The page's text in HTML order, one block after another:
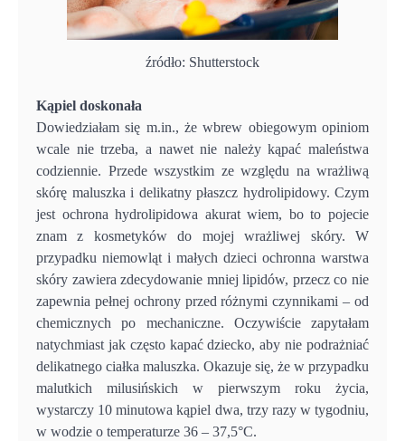
źródło: Shutterstock
Kąpiel doskonała
Dowiedziałam się m.in., że wbrew obiegowym opiniom
wcale nie trzeba, a nawet nie należy kąpać maleństwa
codziennie. Przede wszystkim ze względu na wrażliwą
skórę maluszka i delikatny płaszcz hydrolipidowy. Czym
jest ochrona hydrolipidowa akurat wiem, bo to pojecie
znam z kosmetyków do mojej wrażliwej skóry. W
przypadku niemowląt i małych dzieci ochronna warstwa
skóry zawiera zdecydowanie mniej lipidów, przecz co nie
zapewnia pełnej ochrony przed różnymi czynnikami – od
chemicznych po mechaniczne. Oczywiście zapytałam
natychmiast jak często kapać dziecko, aby nie podrażniać
delikatnego ciałka maluszka. Okazuje się, że w przypadku
malutkich milusińskich w pierwszym roku życia,
wystarczy 10 minutowa kąpiel dwa, trzy razy w tygodniu,
w wodzie o temperaturze 36 – 37,5°C.